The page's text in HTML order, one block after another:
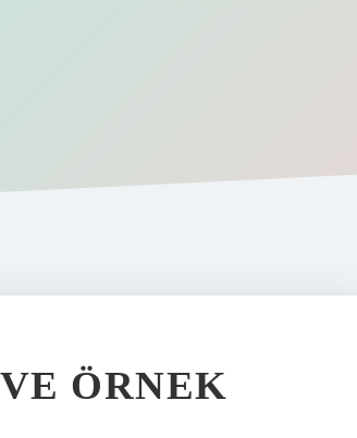
ÖRNEK